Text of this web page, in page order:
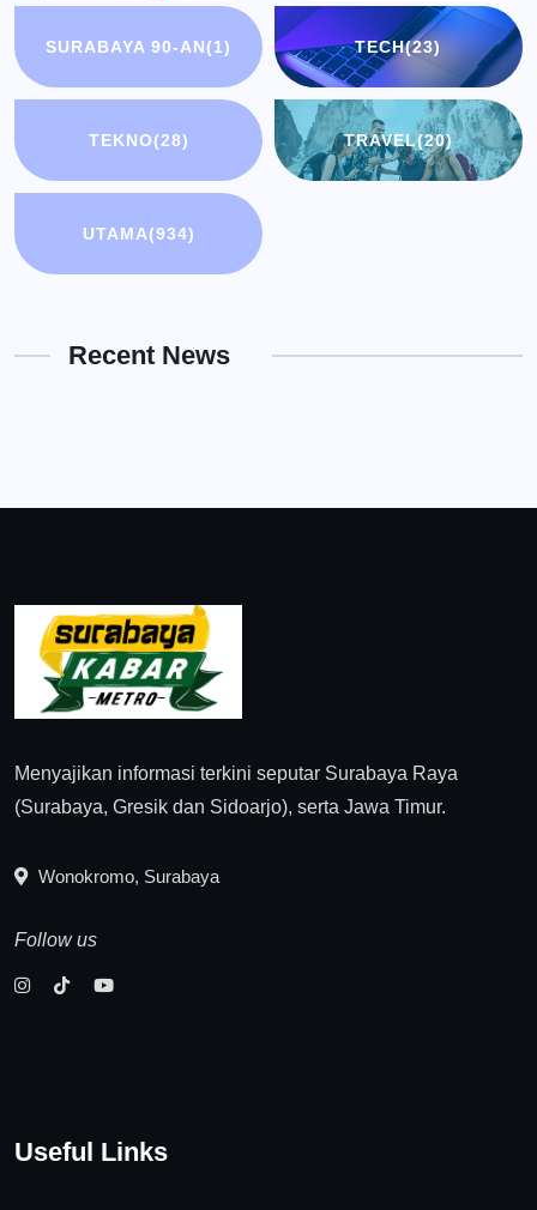
SURABAYA 90-AN(1) TECH(23)
TEKNO(28) TRAVEL(20)
UTAMA(934)
Recent News
Menyajikan informasi terkini seputar Surabaya Raya
(Surabaya, Gresik dan Sidoarjo), serta Jawa Timur.
Wonokromo, Surabaya
Follow us
Useful Links